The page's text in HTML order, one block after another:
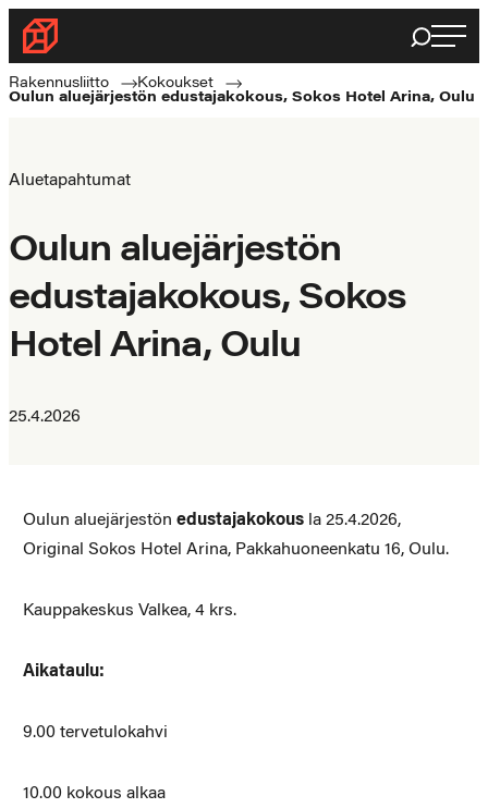
Siirry
suoraan
sisältöön
Rakennusliitto
Rakennusalan
ammattilaisten
Haku
Rakennusliitto
Kokoukset
Oulun aluejärjestön edustajakokous, Sokos Hotel Arina, Oulu
Aluetapahtumat
Oulun aluejärjestön
edustajakokous, Sokos
Hotel Arina, Oulu
25.4.2026
Oulun aluejärjestön edustajakokousla 25.4.2026,
Original Sokos Hotel Arina, Pakkahuoneenkatu 16, Oulu.
Kauppakeskus Valkea, 4 krs.
Aikataulu:
9.00 tervetulokahvi
10.00 kokous alkaa